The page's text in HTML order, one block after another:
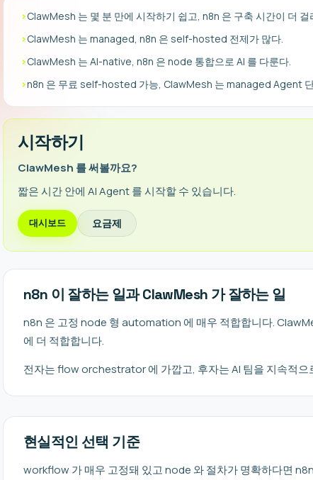
›ClawMesh 는 몇 분 만에 시작하기 쉽고, n8n 은 구축 시간이 더 걸
›ClawMesh 는 managed, n8n 은 self-hosted 전제가 많다.
›ClawMesh 는 AI-native, n8n 은 node 통합으로 AI 를 다룬다.
›n8n 은 무료 self-hosted 가능, ClawMesh 는 managed Agent
시작하기
ClawMesh 를 써볼까요?
짧은 시간 안에 AI Agent 를 시작할 수 있습니다.
대시보드 요금제
n8n 이 잘하는 일과 ClawMesh 가 잘하는 일
n8n 은 고정 node 형 automation 에 매우 적합합니다.
에 더 적합합니다.
전자는 flow orchestrator 에 가깝고, 후자는 AI 팀을 지속적
현실적인 선택 기준
workflow 가 매우 고정돼 있고 node 와 절차가 명확하다면